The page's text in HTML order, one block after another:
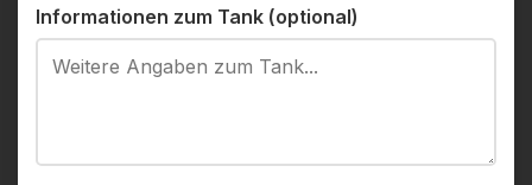
Informationen zum Tank (optional)